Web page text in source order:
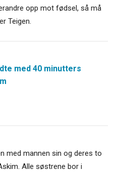
opp mot fødsel, så må
Teigen.
med 40 minutters
med mannen sin og deres to
Alle søstrene bor i